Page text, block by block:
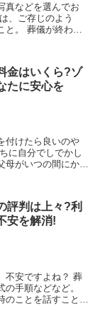
真などを選んでお
終われ
金はいくら?ゾ
たに安心を
付けたら良いのや
母がいつの間にかに
評判は上々?利
安を解消!
安ですよね？ 葬
手順などなど。
ことを話すことが